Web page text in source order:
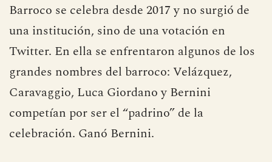
Barroco se celebra desde 2017 y no surgió de
una institución, sino de una votación en
Twitter. En ella se enfrentaron algunos de los
grandes nombres del barroco: Velázquez,
Caravaggio, Luca Giordano y Bernini
competían por ser el “padrino” de la
celebración. Ganó Bernini.